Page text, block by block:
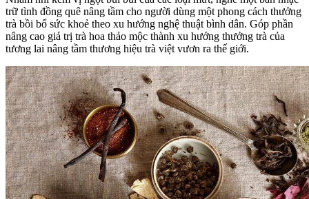
trữ tình đồng quê nâng tầm cho người dùng một phong cách thưởng
trà bồi bổ sức khoẻ theo xu hướng nghệ thuật bình dân. Góp phần
nâng cao giá trị trà hoa thảo mộc thành xu hướng thưởng trà của
tương lai nâng tầm thương hiệu trà việt vươn ra thế giới.